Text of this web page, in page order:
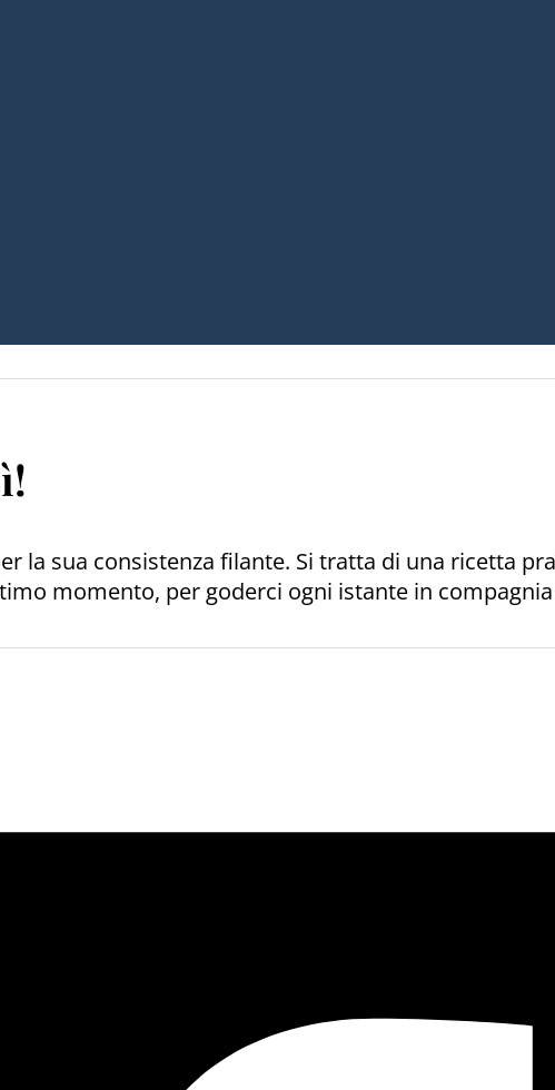
la sua consistenza filante. Si tratta di una ricetta
momento, per goderci ogni istante in